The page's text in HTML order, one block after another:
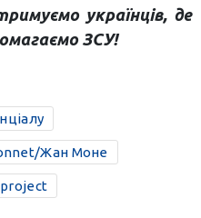
українців, де
ЗСУ!
Жан Моне
project